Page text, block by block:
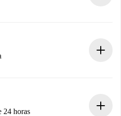
necessárias
o proprietário confirme.
24 horas